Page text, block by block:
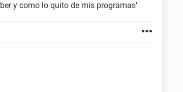
y como lo quito de mis programas'